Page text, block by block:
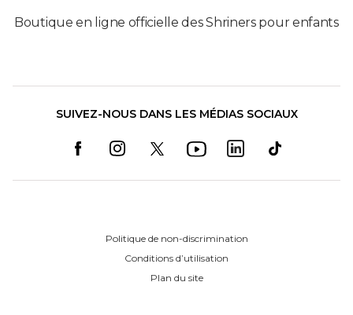
Boutique en ligne officielle des Shriners pour enfants
SUIVEZ-NOUS DANS LES MÉDIAS SOCIAUX
Politique de non-discrimination
Conditions d’utilisation
Plan du site